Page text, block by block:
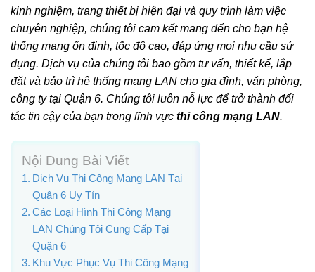
kinh nghiệm, trang thiết bị hiện đại và quy trình làm việc
chuyên nghiệp, chúng tôi cam kết mang đến cho bạn hệ
thống mạng ổn định, tốc độ cao, đáp ứng mọi nhu cầu sử
dụng. Dịch vụ của chúng tôi bao gồm tư vấn, thiết kế, lắp
đặt và bảo trì hệ thống mạng LAN cho gia đình, văn phòng,
công ty tại Quận 6. Chúng tôi luôn nỗ lực để trở thành đối
tác tin cậy của bạn trong lĩnh vực thi công mạng LAN.
Nội Dung Bài Viết
Dịch Vụ Thi Công Mạng LAN Tại
Quận 6 Uy Tín
Các Loại Hình Thi Công Mạng
LAN Chúng Tôi Cung Cấp Tại
Quận 6
Khu Vực Phục Vụ Thi Công Mạng